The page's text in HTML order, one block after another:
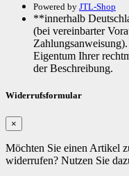
Powered by JTL-Shop
**innerhalb
(bei vereinbarter
Eigentum Ihrer
der Beschreibung.
Widerrufsformular
×
Möchten Sie einen Artikel
widerrufen? Nutzen Sie